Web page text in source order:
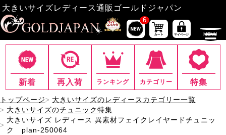
大きいサイズレディース通販ゴールドジャパン
6
新着 再入荷 ランキング カテゴリー 特集
トップページ
大きいサイズのレディースカテゴリー一覧
大きいサイズのチュニック特集
大きいサイズ レディース 異素材フェイクレイヤードチュニッ
ク plan-250064